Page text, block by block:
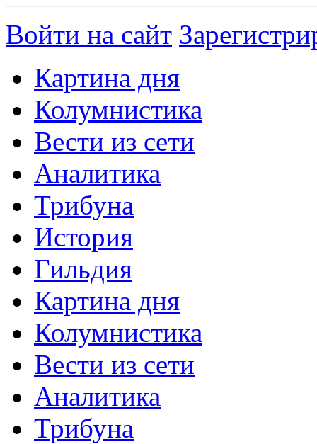
Войти на сайт
Картина дня
Колумнистика
Вести из сети
Аналитика
Трибуна
История
Гильдия
Картина дня
Колумнистика
Вести из сети
Аналитика
Трибуна